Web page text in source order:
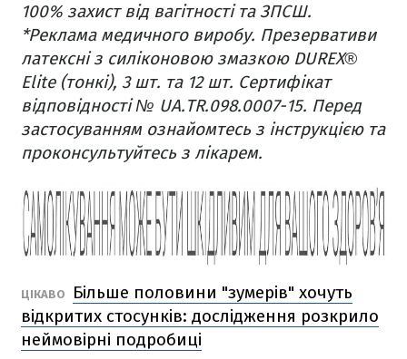
100% захист від вагітності та ЗПСШ.
*Реклама медичного виробу. Презервативи
латексні з силіконовою змазкою DUREX®
Elite (тонкі), 3 шт. та 12 шт. Сертифікат
відповідності № UA.TR.098.0007-15. Перед
застосуванням ознайомтесь з інструкцією та
проконсультуйтесь з лікарем.
ЦІКАВО
Більше половини "зумерів" хочуть
відкритих стосунків: дослідження розкрило
неймовірні подробиці